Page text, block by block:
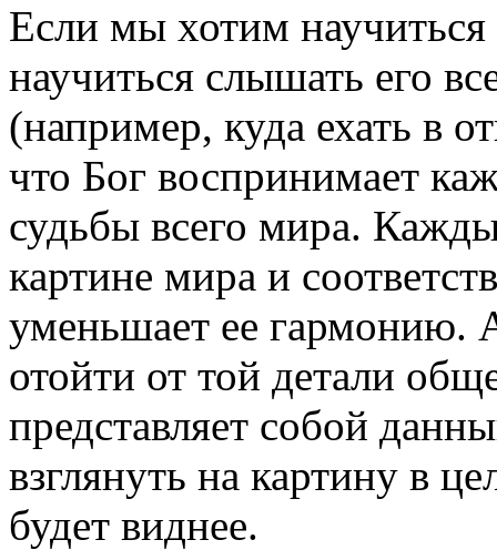
Если мы хотим
научиться слышать его
(например, куда ехать в
что Бог воспринимает
судьбы всего мира.
картине мира и
уменьшает ее гармонию.
отойти от той детали
представляет собой
взглянуть на картину в
будет виднее.